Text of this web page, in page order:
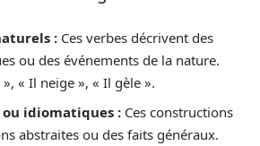
: Ces verbes décrivent des
ou des événements de la nature.
« Il neige », « Il gèle ».
ou idiomatiques : Ces constructions
abstraites ou des faits généraux.